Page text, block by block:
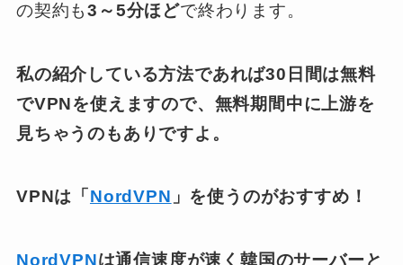
の契約も3～5分ほどで終わります。
私の紹介している方法であれば30日間は無料
でVPNを使えますので、無料期間中に上游を
見ちゃうのもありですよ。
VPNは「 NordVPN 」を使うのがおすすめ！
NordVPNは通信速度が速く韓国のサーバーと